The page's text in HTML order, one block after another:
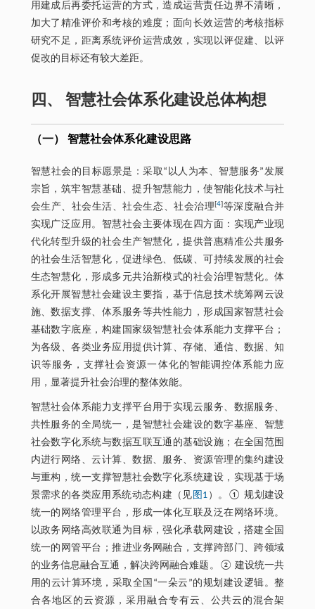
用建成后再委托运营的方式，造成运营责任边界不清晰，
加大了精准评价和考核的难度；面向长效运营的考核指标
研究不足，距离系统评价运营成效，实现以评促建、以评
促改的目标还有较大差距。
四、 智慧社会体系化建设总体构想
（一） 智慧社会体系化建设思路
智慧社会的目标愿景是：采取“以人为本、智慧服务”发展
宗旨，筑牢智慧基础、提升智慧能力，使智能化技术与社
会生产、社会生活、社会生态、社会治理[4]等深度融合并
实现广泛应用。智慧社会主要体现在四方面：实现产业现
代化转型升级的社会生产智慧化，提供普惠精准公共服务
的社会生活智慧化，促进绿色、低碳、可持续发展的社会
生态智慧化，形成多元共治新模式的社会治理智慧化。体
系化开展智慧社会建设主要指，基于信息技术统筹网云设
施、数据支撑、体系服务等共性能力，形成国家智慧社会
基础数字底座，构建国家级智慧社会体系能力支撑平台；
为各级、各类业务应用提供计算、存储、通信、数据、知
识等服务，支撑社会资源一体化的智能调控体系能力应
用，显著提升社会治理的整体效能。
智慧社会体系能力支撑平台用于实现云服务、数据服务、
共性服务的全局统一，是智慧社会建设的数字基座、智慧
社会数字化系统与数据互联互通的基础设施；在全国范围
内进行网络、云计算、数据、服务、资源管理的集约建设
与重构，统一支撑智慧社会数字化系统建设，实现基于场
景需求的各类应用系统动态构建（见 图1 ）。① 规划建设
统一的网络管理平台，形成一体化互联及泛在网络环境。
以政务网络高效联通为目标，强化承载网建设，搭建全国
统一的网管平台；推进业务网融合，支撑跨部门、跨领域
的业务信息融合互通，解决跨网融合难题。② 建设统一共
用的云计算环境，采取全国“一朵云”的规划建设逻辑。整
合各地区的云资源，采用融合专有云、公共云的混合架